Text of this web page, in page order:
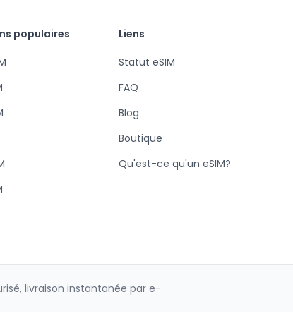
populaires
Liens
Statut eSIM
FAQ
Blog
Boutique
Qu'est-ce qu'un eSIM?
livraison instantanée par e-